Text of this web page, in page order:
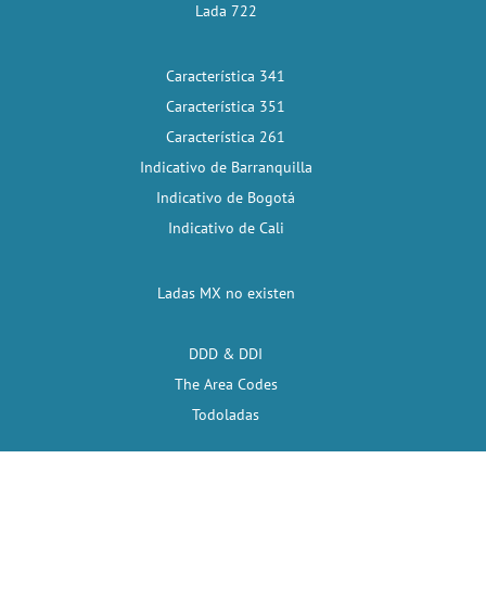
Lada 722
Característica 341
Característica 351
Característica 261
Indicativo de Barranquilla
Indicativo de Bogotá
Indicativo de Cali
Ladas MX no existen
DDD & DDI
The Area Codes
Todoladas